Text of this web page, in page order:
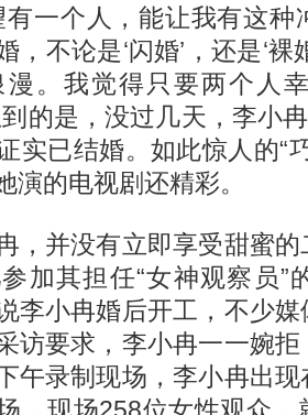
有一个人，能让我有这种
，不论是‘闪婚’，还是‘裸
。我觉得只要两个人
的是，没过几天，李小
实已结婚。如此惊人的“
演的电视剧还精彩。
并没有立即享受甜蜜的
加其担任“女神观察员”
李小冉婚后开工，不少
访要求，李小冉一一婉
午录制现场，李小冉出
，现场258位女性观众